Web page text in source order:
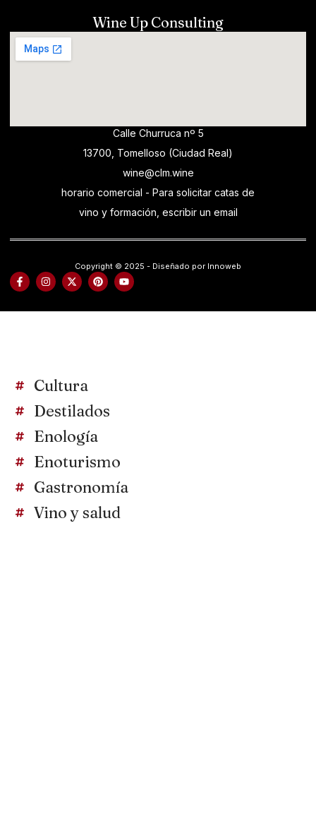
Wine Up Consulting
Calle Churruca nº 5
13700, Tomelloso (Ciudad Real)
wine@clm.wine
horario comercial - Para solicitar catas de
vino y formación, escribir un email
Copyright © 2025 - Diseñado por Innoweb
Cultura
Destilados
Enología
Enoturismo
Gastronomía
Vino y salud